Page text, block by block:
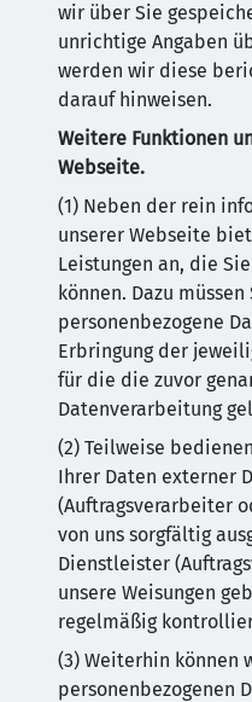
wir über Sie
unrichtige Angaben
werden wir diese
darauf hinweisen.
Weitere Funktionen
Webseite.
(1) Neben der rein
unserer Webseite
Leistungen an, die
können. Dazu
personenbezogene
Erbringung der
für die die zuvor
Datenverarbeitung
(2) Teilweise
Ihrer Daten externer
(Auftragsverarbeiter
von uns sorgfältig
Dienstleister
unsere Weisungen
regelmäßig
(3) Weiterhin können
personenbezogenen